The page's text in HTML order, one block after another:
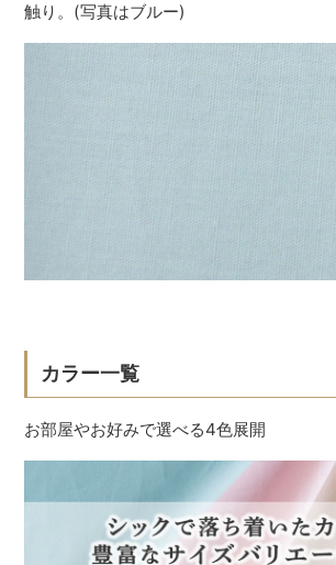
触り。(写真はブルー)
カラー一覧
お部屋やお好みで選べる4色展開